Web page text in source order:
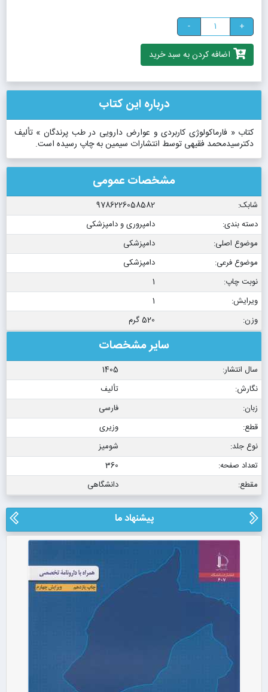
+
-
اضافه کردن به سبد خرید
درباره این کتاب
کتاب « فارماکولوژی کاربردی و عوارض دارویی در طب پرندگان » تألیف
دکترسیدمحمد فقیهی توسط انتشارات سیمین به چاپ رسیده است.
مشخصات عمومی
شابک:
9786226058582
دسته بندی:
دامپروری و دامپزشکی
موضوع اصلی:
دامپزشکی
موضوع فرعی:
دامپزشکی
نوبت چاپ:
1
ویرایش:
1
وزن:
520 گرم
سایر مشخصات
سال انتشار:
1405
نگارش:
تألیف
زبان:
فارسی
قطع:
وزیری
نوع جلد:
شومیز
تعداد صفحه:
360
مقطع:
دانشگاهی
پیشنهاد ما